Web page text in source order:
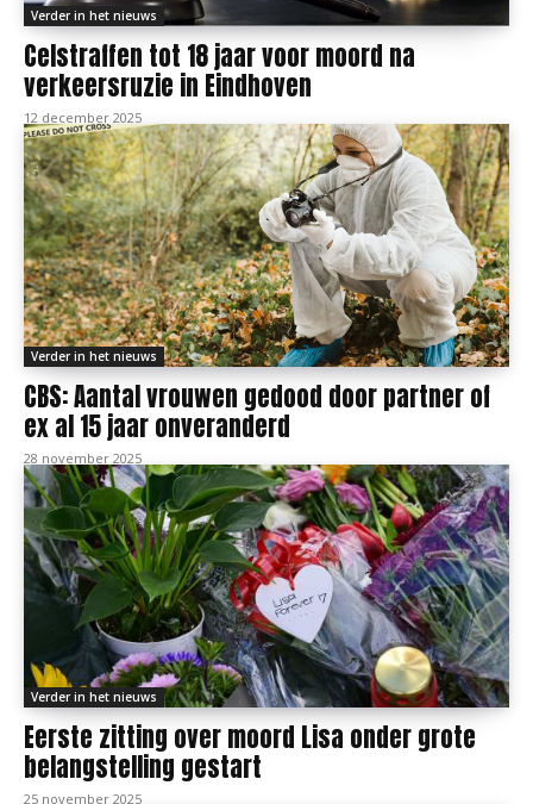
Verder in het nieuws
Celstraffen tot 18 jaar voor moord na
verkeersruzie in Eindhoven
12 december 2025
Verder in het nieuws
CBS: Aantal vrouwen gedood door partner of
ex al 15 jaar onveranderd
28 november 2025
Verder in het nieuws
Eerste zitting over moord Lisa onder grote
belangstelling gestart
25 november 2025